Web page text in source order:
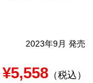
2023年9月 発売
¥5,558（税込）